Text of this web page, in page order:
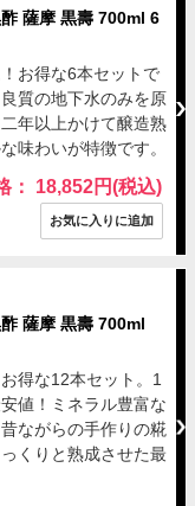
酢 薩摩 黒壽 700ml 6
お得な6本セットで
質の地下水のみを原
年以上かけて醸造熟
味わいが特徴です。
： 18,852円(税込)
酢 薩摩 黒壽 700ml
得な12本セット。1
値！ミネラル豊富な
ながらの手作りの糀
くりと熟成させた最